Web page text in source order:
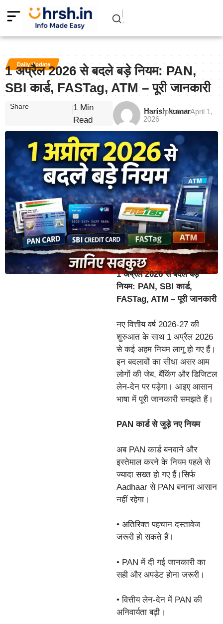
Daily Update
1 अप्रैल 2026 से बदले बड़े नियम: PAN,
SBI कार्ड, FASTag, ATM – पूरी जानकारी
Harish kumar
Last Updated: April 1,
2026
Share
1 Min
Read
1 अप्रैल 2026 से बदले बड़े
नियम: PAN, SBI कार्ड,
FASTag, ATM – पूरी जानकारी
नए वित्तीय वर्ष 2026-27 की
शुरुआत के साथ 1 अप्रैल 2026
से कई अहम नियम लागू हो गए हैं।
इन बदलावों का सीधा असर आम
लोगों की जेब, बैंकिंग और डिजिटल
लेन-देन पर पड़ेगा। आइए आसान
भाषा में पूरी जानकारी समझते हैं।
PAN कार्ड से जुड़े नए नियम
अब PAN कार्ड बनवाने और
इस्तेमाल करने के नियम पहले से
ज्यादा सख्त हो गए हैं।सिर्फ
Aadhaar से PAN बनाना आसान
नहीं रहेगा।
• अतिरिक्त पहचान दस्तावेज
जरूरी हो सकते हैं।
• PAN में दी गई जानकारी का
सही और अपडेट होना जरूरी।
• वित्तीय लेन-देन में PAN की
अनिवार्यता बढ़ी।